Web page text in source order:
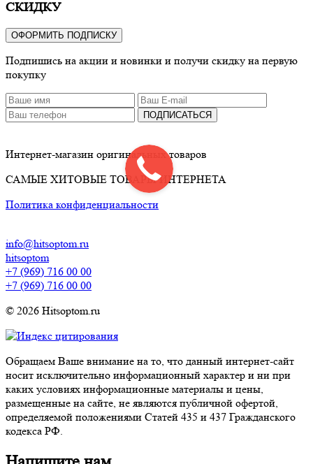
СКИДКУ
ОФОРМИТЬ ПОДПИСКУ
Подпишись на акции и новинки и получи скидку на первую
покупку
ПОДПИСАТЬСЯ
Интернет-магазин оригинальных товаров
САМЫЕ ХИТОВЫЕ ТОВАРЫ ИНТЕРНЕТА
Политика конфиденциальности
info@hitsoptom.ru
hitsoptom
+7 (969) 716 00 00
+7 (969) 716 00 00
© 2026 Hitsoptom.ru
Обращаем Ваше внимание на то, что данный интернет-сайт
носит исключительно информационный характер и ни при
каких условиях информационные материалы и цены,
размещенные на сайте, не являются публичной офертой,
определяемой положениями Статей 435 и 437 Гражданского
кодекса РФ.